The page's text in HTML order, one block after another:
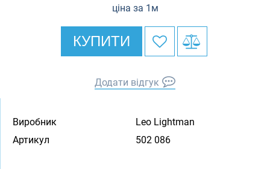
ціна за 1м
КУПИТИ
Додати відгук
Виробник
Leo Lightman
Артикул
502 086